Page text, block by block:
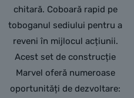
chitară. Coboară rapid pe
toboganul sediului pentru a
reveni în mijlocul acțiunii.
Acest set de construcție
Marvel oferă numeroase
oportunități de dezvoltare: